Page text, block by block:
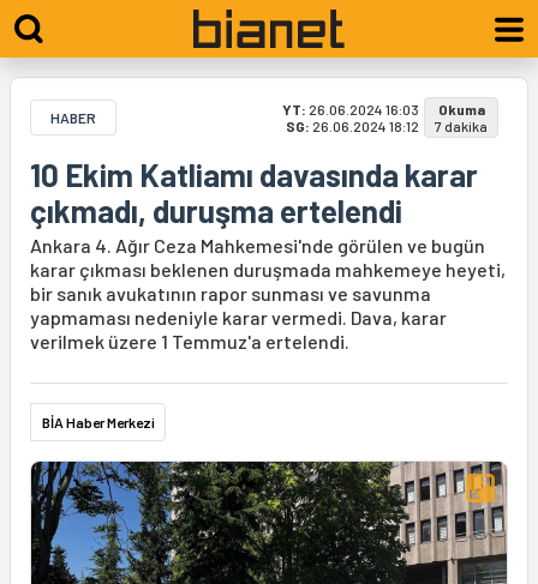
HABER YT: 26.06.2024 16:03
SG: 26.06.2024 18:12
Okuma
7 dakika
10 Ekim Katliamı davasında karar
çıkmadı, duruşma ertelendi
Ankara 4. Ağır Ceza Mahkemesi'nde görülen ve bugün
karar çıkması beklenen duruşmada mahkemeye heyeti,
bir sanık avukatının rapor sunması ve savunma
yapmaması nedeniyle karar vermedi. Dava, karar
verilmek üzere 1 Temmuz'a ertelendi.
BİA Haber Merkezi